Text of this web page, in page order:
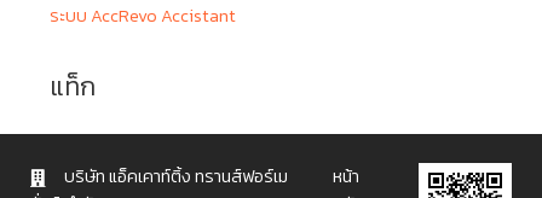
ระบบ AccRevo Accistant
แท็ก
บริษัท แอ็คเคาท์ติ้ง ทรานส์ฟอร์เม
หน้า